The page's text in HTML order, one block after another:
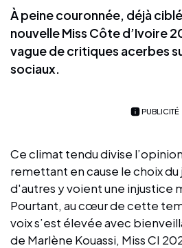
À peine couronnée, déjà
nouvelle Miss Côte d’Ivoire
vague de critiques acerbes
sociaux.
PUBLICITÉ
Ce climat tendu divise
remettant en cause le choix du
d'autres y voient une injustice
Pourtant, au cœur de cette
voix s’est élevée avec
de Marlène Kouassi, Miss CI